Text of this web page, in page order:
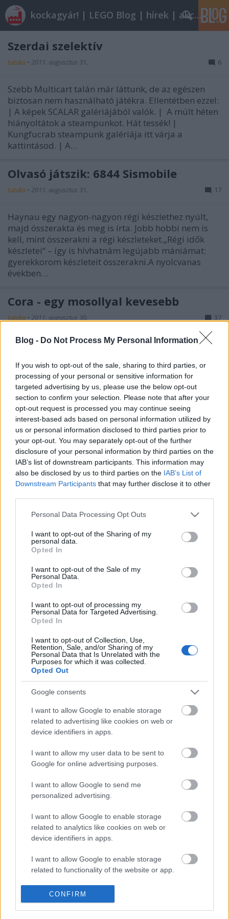
Blog - Do Not Process My Personal Information
If you wish to opt-out of the sale, sharing to third parties, or
processing of your personal or sensitive information for
targeted advertising by us, please use the below opt-out
section to confirm your selection. Please note that after your
opt-out request is processed you may continue seeing
interest-based ads based on personal information utilized by
us or personal information disclosed to third parties prior to
your opt-out. You may separately opt-out of the further
disclosure of your personal information by third parties on the
IAB’s list of downstream participants. This information may
also be disclosed by us to third parties on the IAB’s List of
Downstream Participants that may further disclose it to other
Please note that this website/app uses one or more Google
not limited to your visit or usage behaviour. You may click to
grant or deny consent to Google and its third-party tags to
use your data for below specified purposes in below Google
consent section.
Personal Data Processing Opt Outs
I want to opt-out of the Sharing of my
personal data.
Opted In
I want to opt-out of the Sale of my
Personal Data.
Opted In
I want to opt-out of processing my
Personal Data for Targeted Advertising.
Opted In
I want to opt-out of Collection, Use,
Retention, Sale, and/or Sharing of my
Personal Data that Is Unrelated with the
Purposes for which it was collected.
Opted Out
Google consents
I want to allow Google to enable storage
related to advertising like cookies on web or
device identifiers in apps.
I want to allow my user data to be sent to
Google for online advertising purposes.
I want to allow Google to send me
personalized advertising.
I want to allow Google to enable storage
related to analytics like cookies on web or
device identifiers in apps.
I want to allow Google to enable storage
related to functionality of the website or app.
I want to allow Google to enable storage
related to personalization.
CONFIRM
kockagyár! | LEGO Blog | hírek | akciók |
Szerdai szelektív
tutuka • 2011. augusztus 31. 6
Szebb Multicart talán már láttunk, de az egészen
biztosan nem használható játékra. Ellentétben ezzel:
| A képek SCALAR galériájából valók. | A múlt héten
hiányoltátok a steampunkot. Hát tessék! |
Kungfucrab steampunk galériája itt várja a
kattintásod. | A…
Olvasó játszik: 6844 Sismobile
tutuka • 2011. augusztus 31. 17
Haynau egy nagyon-nagyon régi készlethez nyúlt,
majd összerakta és meg is írta. Jobb hobbi nem is
kell, mint összerakni a régi készleteket.„Régi idők
készletei“ – így is hívhatnám legújabb mániámat:
gyerekkorom készleteit összerakni.A nyolcvanas
években…
Cora - egy mosollyal kevesebb
tutuka • 2011. augusztus 30. 37
Egy ártatlan akciós ajánlattal induló romantikus
alakul. Csak figyeljétek! (folyamatosan frissül)
Megdőlt a rekord?
tutuka•2011. augusztus 30.
Hétfőn Günzburgban (Németország) befejeztek egy
világrekorder legó-mozaikot. A 138 négyzetméteres
Donlad-kacsa 533.000 elemet tartalmaz, ami új
világrekord.A kérdés már csak az, hogy mihez
képest. Mert ugye itt van a "mi" Gagarinunk a 24
2011. augusztus 30.
Két múlt heti posztunkkal kapcsolatban is érkezett
némi feedback tőletek, drága olvasók. Kezdjük
időben közelebb. Gábor nem volt rest, és a vasárnapi
posztunk (mely igazából nem is a mienk) nyomán
elindult a VIII. kerületi Vas utcába, hogy
szemrevételezze a legóval pótolt…
Kiállítás az Árkádban
2011. augusztus 29.
Sanchonak köszönhetően ha lemaradtál (mert már
nem látható), sem maradtál le az Árkád
bevásárlóközpont kiállításáról.
Még Ikarust bárkinek?
2011. augusztus 29.
Nem az Ikarus volt az egyetlen gépjárműgyár a KGST
évtizedek óta szinte változatlan formában ontotta
termékeit, valymi kevés energiát fektetve olyan
imperialista passiókba, mint a kutatás-fejlesztés.
Budapesten is!
tutuka•2011. augusztus 28.